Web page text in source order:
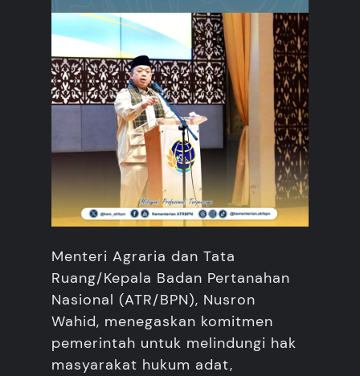
Menteri Agraria dan Tata
Ruang/Kepala Badan Pertanahan
Nasional (ATR/BPN), Nusron
Wahid, menegaskan komitmen
pemerintah untuk melindungi hak
masyarakat hukum adat,